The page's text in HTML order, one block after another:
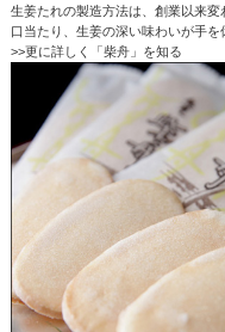
生姜たれの製造方法は、創業以来
口当たり、生姜の深い味わいが手を
>>更に詳しく「柴舟」を知る